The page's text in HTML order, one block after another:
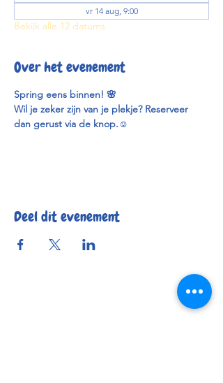
vr 14 aug, 9:00
Bekijk alle 12 datums
Over het evenement
Spring eens binnen! 🌸
Wil je zeker zijn van je plekje? Reserveer
dan gerust via de knop. ☺️
Deel dit evenement